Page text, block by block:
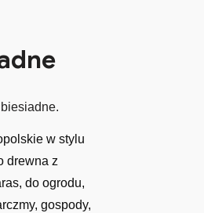
w stylu
drewna z
do ogrodu,
gospody,